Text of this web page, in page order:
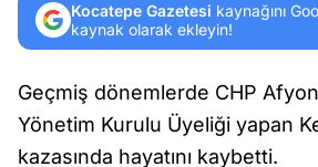
Kocatepe Gazetesi kaynağını
kaynak olarak ekleyin!
Geçmiş dönemlerde CHP
Yönetim Kurulu Üyeliği yapan
kazasında hayatını kaybetti.